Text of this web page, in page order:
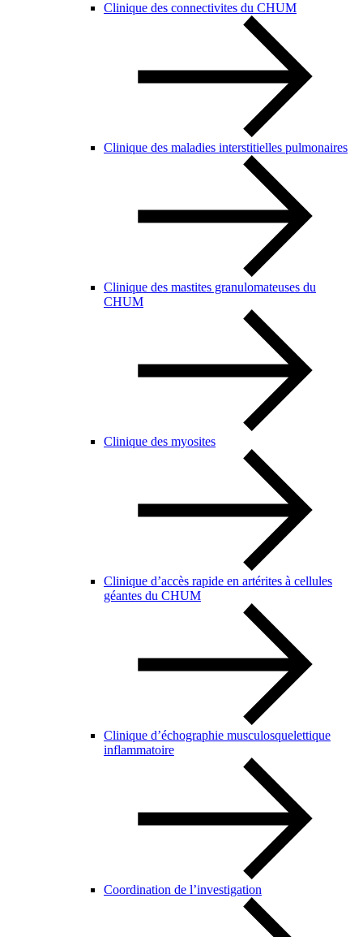
Clinique des connectivites du CHUM
Clinique des maladies interstitielles pulmonaires
Clinique des mastites granulomateuses du
CHUM
Clinique des myosites
Clinique d’accès rapide en artérites à cellules
géantes du CHUM
Clinique d’échographie musculosquelettique
inflammatoire
Coordination de l’investigation